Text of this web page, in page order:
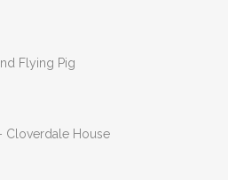
Flying Pig
Cloverdale House